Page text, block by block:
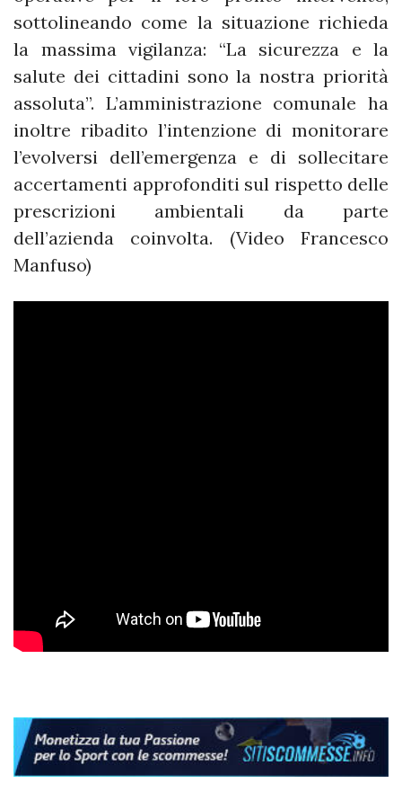
sottolineando come la situazione richieda
la massima vigilanza: “La sicurezza e la
salute dei cittadini sono la nostra priorità
assoluta”. L’amministrazione comunale ha
inoltre ribadito l’intenzione di monitorare
l’evolversi dell’emergenza e di sollecitare
accertamenti approfonditi sul rispetto delle
prescrizioni ambientali da parte
dell’azienda coinvolta. (Video Francesco
Manfuso)